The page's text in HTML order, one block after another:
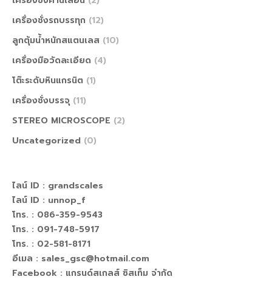
เครื่องชั่งรถบรรทุก (12)
ลูกตุ้มน้ำหนักสแตนเลส (10)
เครื่องมือวัดละเอียด (4)
โต๊ะระดับหินแกรนิต (1)
เครื่องชั่งบรรจุ (11)
STEREO MICROSCOPE (2)
Uncategorized (0)
ไลน์ ID : grandscales
ไลน์ ID : unnop_f
โทร. : 086-359-9543
โทร. : 091-748-5917
โทร. : 02-581-8171
อีเมล : sales_gsc@hotmail.com
Facebook : แกรนด์สเกลส์ ซิสเท็ม จำกัด